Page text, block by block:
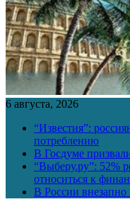
6 августа, 2026
“Известия”:
потреблению
В Госдуме
“Выберу.ру”: 52%
относиться к
В России внезапно